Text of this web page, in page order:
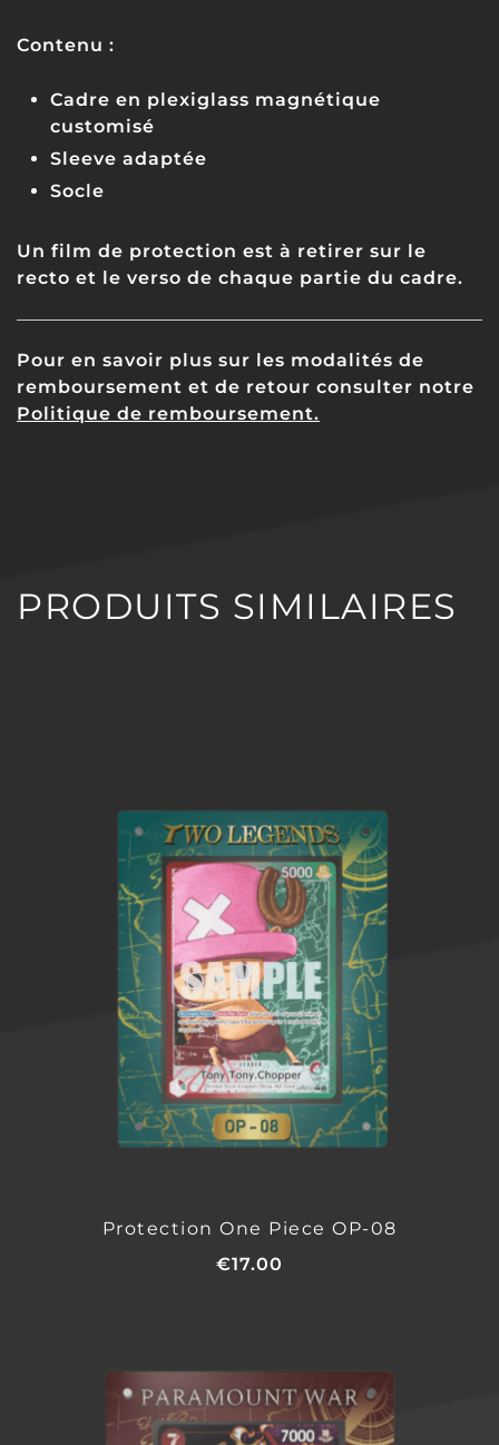
Contenu :
Cadre en plexiglass magnétique
customisé
Sleeve adaptée
Socle
Un film de protection est à retirer sur le
recto et le verso de chaque partie du cadre.
Pour en savoir plus sur les modalités de
remboursement et de retour consulter notre
Politique de remboursement.
PRODUITS SIMILAIRES
Protection One Piece OP-08
€17.00